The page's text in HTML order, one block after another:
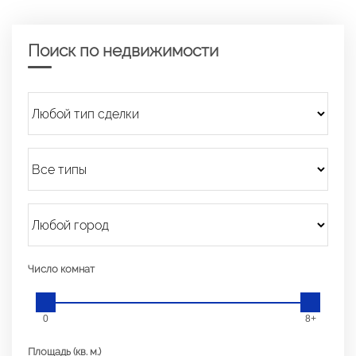
Поиск по недвижимости
Число комнат
0 8+
Площадь (кв. м.)